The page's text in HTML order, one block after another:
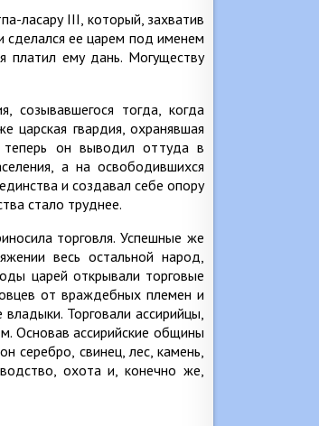
ласару III, который, захватив
сделался ее царем под именем
платил ему дань. Могуществу
созывавшегося тогда, когда
царская гвардия, охранявшая
теперь он выводил оттуда в
а на освободившихся
и создавал себе опору
стало труднее.
торговля. Успешные же
весь остальной народ,
царей открывали торговые
от враждебных племен и
Торговали ассирийцы,
Основав ассирийские общины
серебро, свинец, лес, камень,
охота и, конечно же,